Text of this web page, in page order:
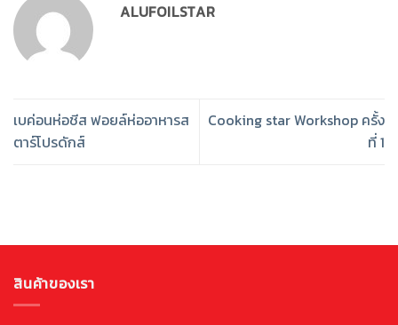
ALUFOILSTAR
เบค่อนห่อชีส ฟอยล์ห่ออาหารส
ตาร์โปรดักส์
Cooking​ star​ Workshop ครั้ง
ที่ 1
สินค้าของเรา